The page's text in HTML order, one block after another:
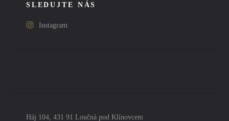
Háj 104, 431 91 Loučná pod Klínovcem
SLEDUJTE NÁS
Instagram